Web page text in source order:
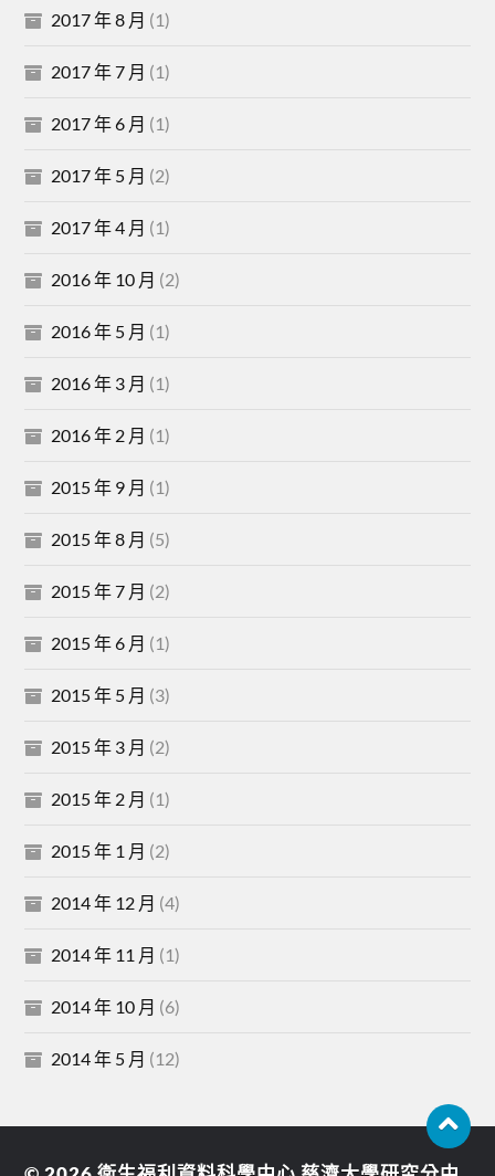
2017 年 8 月 (1)
2017 年 7 月 (1)
2017 年 6 月 (1)
2017 年 5 月 (2)
2017 年 4 月 (1)
2016 年 10 月 (2)
2016 年 5 月 (1)
2016 年 3 月 (1)
2016 年 2 月 (1)
2015 年 9 月 (1)
2015 年 8 月 (5)
2015 年 7 月 (2)
2015 年 6 月 (1)
2015 年 5 月 (3)
2015 年 3 月 (2)
2015 年 2 月 (1)
2015 年 1 月 (2)
2014 年 12 月 (4)
2014 年 11 月 (1)
2014 年 10 月 (6)
2014 年 5 月 (12)